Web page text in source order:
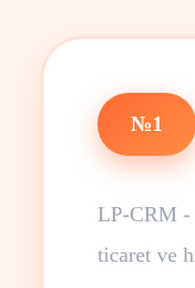
№1
LP-CRM -
ticaret ve